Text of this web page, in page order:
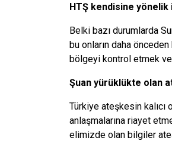
HTŞ kendisine yönelik
Belki bazı durumlarda
bu onların daha
bölgeyi kontrol etmek
Şuan yürüklükte olan
Türkiye ateşkesin kalıcı
anlaşmalarına riayet
elimizde olan bilgiler